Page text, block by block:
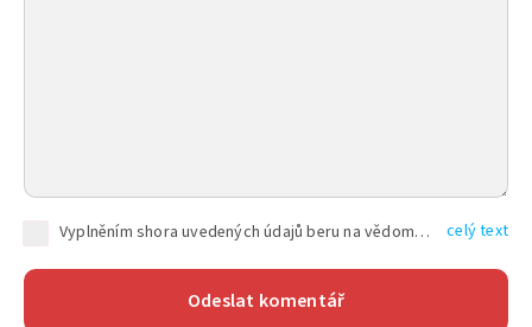
Vyplněním shora uvedených údajů beru na vědomí, že společnost TEXT FACTORY s.r.o., sídlem Brno, Durďákova 336/29, Černá Pole, PSČ: 613 00, IČ: 06157831, zapsané u Krajského soudu v Brně, oddíl C, vložka 100399, bude zpracovávat mé osobní údaje uvedené v rámci mnou vyplněného registračního formuláře na základě oprávněných zájmů TEXT FACTORY s.r.o. dle čl. 6 odst. 1 písm. f) GDPR a pro splnění právních povinností (čl. 6 odst. 1 písm. c) GDPR), a to pro tyto účely: nezbytnost zajistit oprávnění návštěvníka webových stránek provozovaných společností TEXT FACTORY s.r.o. přispívat aktivně ke zveřejněným článkům nebo v rámci diskusních fór a výkon práv TEXT FACTORY s.r.o. jako administrátora těchto diskusních fór. Více informací o zpracování osobních údajů a právech lze nalézt v celý text